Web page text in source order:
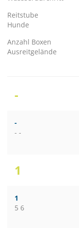
Reitstube
Hunde
Anzahl Boxen
Ausreitgelände
-
-
- -
1
1
5 6